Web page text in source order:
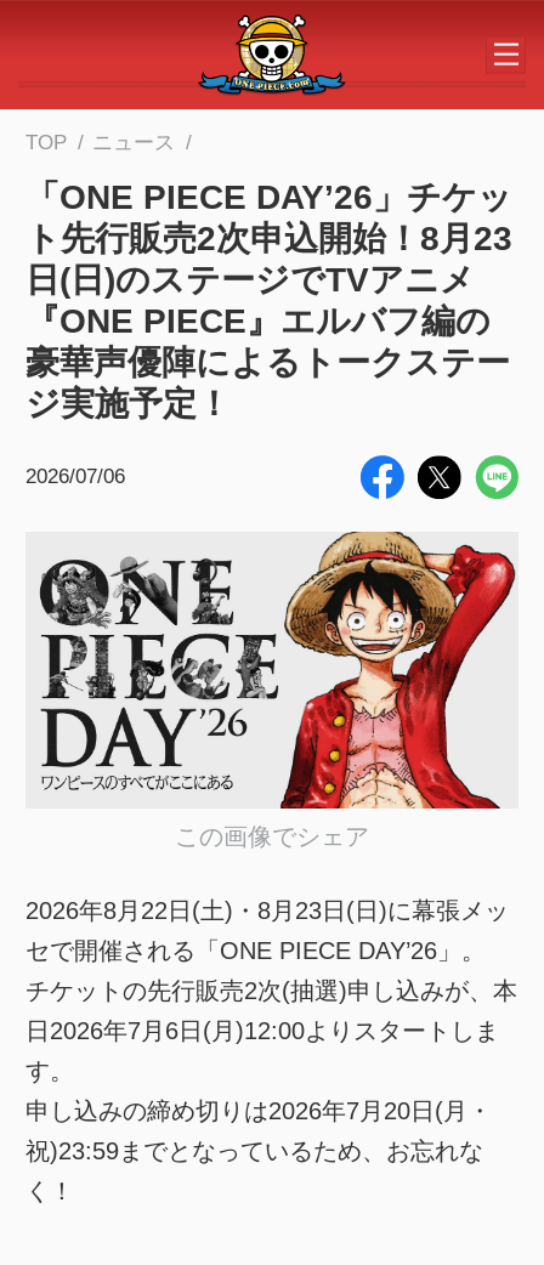
メインコンテンツへスキップする
TOP ニュース
「ONE PIECE DAY’26」チケッ
ト先行販売2次申込開始！8月23
日(日)のステージでTVアニメ
『ONE PIECE』エルバフ編の
豪華声優陣によるトークステー
ジ実施予定！
2026/07/06
この画像でシェア
2026年8月22日(土)・8月23日(日)に幕張メッ
セで開催される「ONE PIECE DAY’26」。
チケットの先行販売2次(抽選)申し込みが、本
日2026年7月6日(月)12:00よりスタートしま
す。
申し込みの締め切りは2026年7月20日(月・
祝)23:59までとなっているため、お忘れな
く！